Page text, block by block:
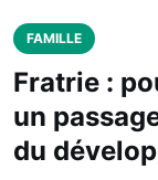
FAMILLE
Fratrie :
un
du